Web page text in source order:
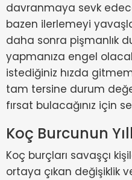
davranmaya sevk
bazen ilerlemeyi
daha sonra pişmanlık
yapmanıza engel
istediğiniz hızda
tam tersine durum
fırsat bulacağınız için
Koç Burcunun
Koç burçları savaşçı
ortaya çıkan değişiklik